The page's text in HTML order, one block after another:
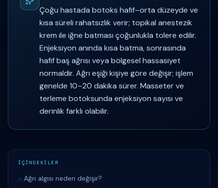
Çoğu hastada botoks hafif–orta düzeyde ve
kısa süreli rahatsızlık verir; topikal anestezik
krem ile iğne batması çoğunlukla tolere edilir.
Enjeksiyon anında kısa batma, sonrasında
hafif baş ağrısı veya bölgesel hassasiyet
normaldir. Ağrı eşiği kişiye göre değişir; işlem
genelde 10–20 dakika sürer. Masseter ve
terleme botoksunda enjeksiyon sayısı ve
derinlik farklı olabilir.
İÇİNDEKİLER
01Ağrı algısı neden değişir?